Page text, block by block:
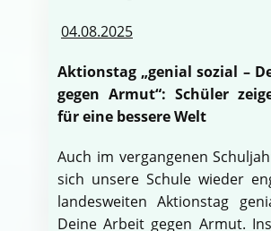
04.08.2025
Aktionstag „genial sozial –
gegen Armut“: Schüler
für eine bessere Welt
Auch im vergangenen
sich unsere Schule wieder
landesweiten Aktionstag
Deine Arbeit gegen Armut.